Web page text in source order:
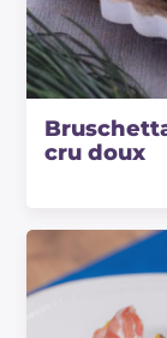
cru doux